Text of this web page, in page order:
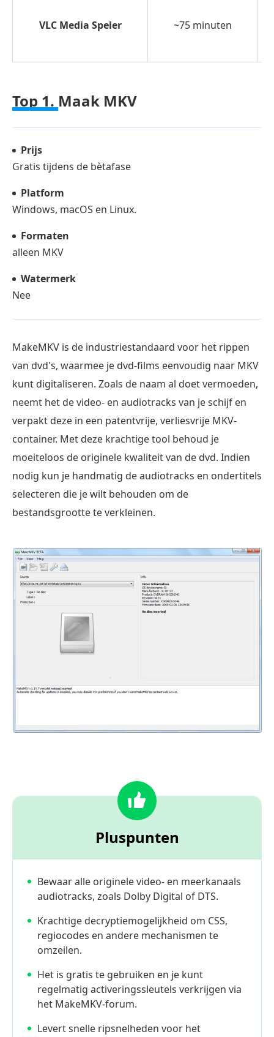
VLC Media Speler ~75 minuten
Top 1. Maak MKV
Prijs
Gratis tijdens de bètafase
Platform
Windows, macOS en Linux.
Formaten
alleen MKV
Watermerk
Nee
MakeMKV is de industriestandaard voor het rippen
van dvd's, waarmee je dvd-films eenvoudig naar MKV
kunt digitaliseren. Zoals de naam al doet vermoeden,
neemt het de video- en audiotracks van je schijf en
verpakt deze in een patentvrije, verliesvrije MKV-
container. Met deze krachtige tool behoud je
moeiteloos de originele kwaliteit van de dvd. Indien
nodig kun je handmatig de audiotracks en ondertitels
selecteren die je wilt behouden om de
bestandsgrootte te verkleinen.
Pluspunten
Bewaar alle originele video- en meerkanaals
audiotracks, zoals Dolby Digital of DTS.
Krachtige decryptiemogelijkheid om CSS,
regiocodes en andere mechanismen te
omzeilen.
Het is gratis te gebruiken en je kunt
regelmatig activeringssleutels verkrijgen via
het MakeMKV-forum.
Levert snelle ripsnelheden voor het